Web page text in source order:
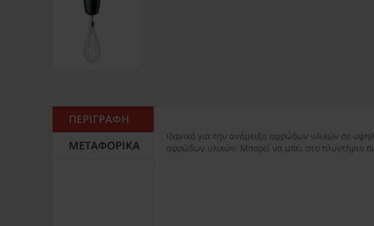
ΠΕΡΙΓΡΑΦΉ
ΜΕΤΑΦΟΡΙΚΆ
Ιδανικό για την ανάμειξη αφρώδων υλικών σε
αφρώδων υλικών. Μπορεί να μπει στο πλυντήριο